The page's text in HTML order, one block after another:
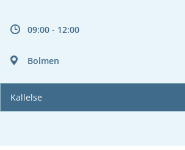
09:00 - 12:00
Bolmen
Kallelse